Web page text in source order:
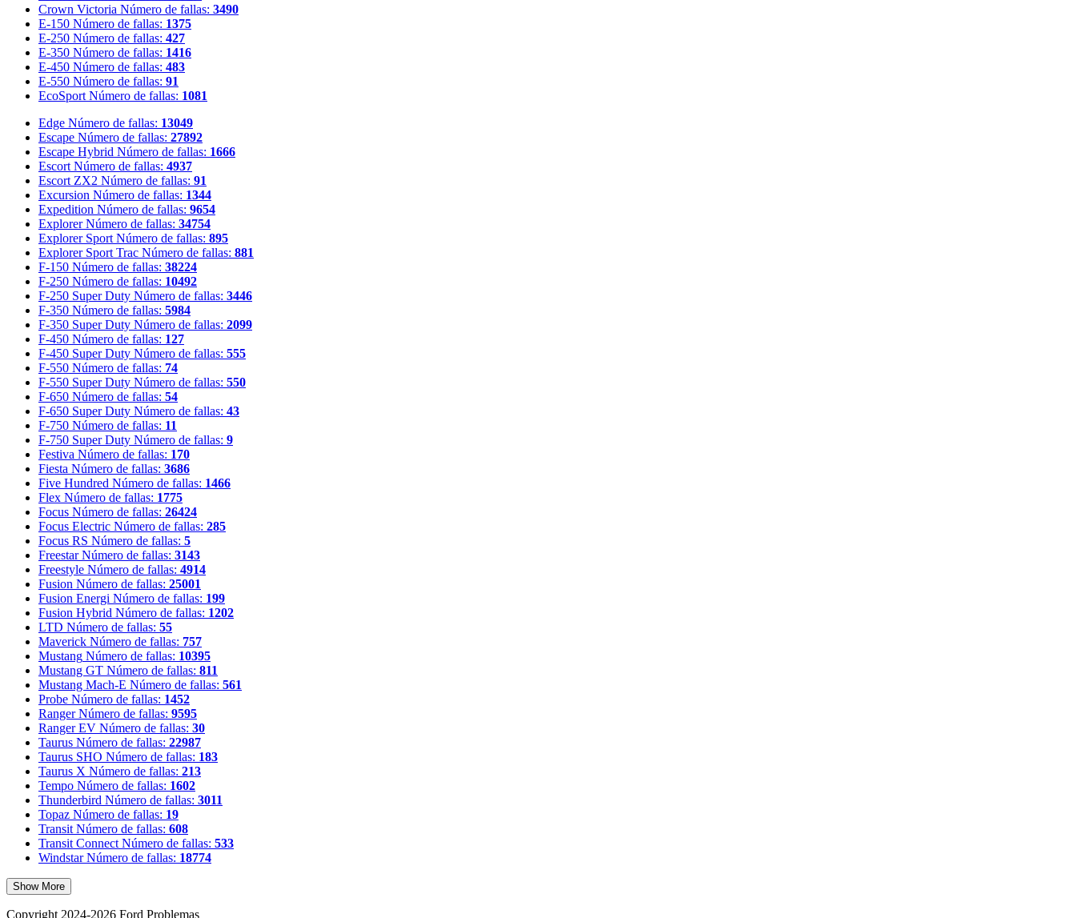
Crown Victoria Número de fallas: 3490
E-150 Número de fallas: 1375
E-250 Número de fallas: 427
E-350 Número de fallas: 1416
E-450 Número de fallas: 483
E-550 Número de fallas: 91
EcoSport Número de fallas: 1081
Edge Número de fallas: 13049
Escape Número de fallas: 27892
Escape Hybrid Número de fallas: 1666
Escort Número de fallas: 4937
Escort ZX2 Número de fallas: 91
Excursion Número de fallas: 1344
Expedition Número de fallas: 9654
Explorer Número de fallas: 34754
Explorer Sport Número de fallas: 895
Explorer Sport Trac Número de fallas: 881
F-150 Número de fallas: 38224
F-250 Número de fallas: 10492
F-250 Super Duty Número de fallas: 3446
F-350 Número de fallas: 5984
F-350 Super Duty Número de fallas: 2099
F-450 Número de fallas: 127
F-450 Super Duty Número de fallas: 555
F-550 Número de fallas: 74
F-550 Super Duty Número de fallas: 550
F-650 Número de fallas: 54
F-650 Super Duty Número de fallas: 43
F-750 Número de fallas: 11
F-750 Super Duty Número de fallas: 9
Festiva Número de fallas: 170
Fiesta Número de fallas: 3686
Five Hundred Número de fallas: 1466
Flex Número de fallas: 1775
Focus Número de fallas: 26424
Focus Electric Número de fallas: 285
Focus RS Número de fallas: 5
Freestar Número de fallas: 3143
Freestyle Número de fallas: 4914
Fusion Número de fallas: 25001
Fusion Energi Número de fallas: 199
Fusion Hybrid Número de fallas: 1202
LTD Número de fallas: 55
Maverick Número de fallas: 757
Mustang Número de fallas: 10395
Mustang GT Número de fallas: 811
Mustang Mach-E Número de fallas: 561
Probe Número de fallas: 1452
Ranger Número de fallas: 9595
Ranger EV Número de fallas: 30
Taurus Número de fallas: 22987
Taurus SHO Número de fallas: 183
Taurus X Número de fallas: 213
Tempo Número de fallas: 1602
Thunderbird Número de fallas: 3011
Topaz Número de fallas: 19
Transit Número de fallas: 608
Transit Connect Número de fallas: 533
Windstar Número de fallas: 18774
Show More
Copyright 2024-2026 Ford Problemas